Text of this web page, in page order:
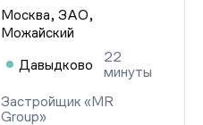
Москва, ЗАО,
Можайский
Давыдково
22
минуты
Застройщик «MR
Group»